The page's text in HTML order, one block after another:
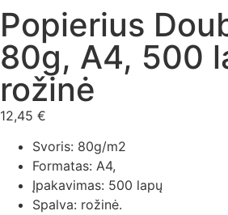
Popierius
80g, A4, 500
rožinė
12,45 €
Svoris: 80g/m2
Formatas: A4,
Įpakavimas: 500 lapų
Spalva: rožinė.